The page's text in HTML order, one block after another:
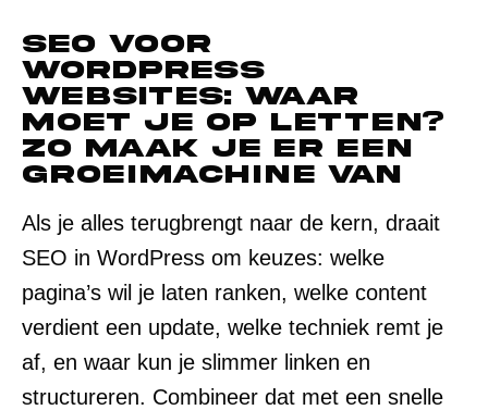
SEO voor
WordPress
websites: waar
moet je op letten?
Zo maak je er een
groeimachine van
Als je alles terugbrengt naar de kern, draait
SEO in WordPress om keuzes: welke
pagina’s wil je laten ranken, welke content
verdient een update, welke techniek remt je
af, en waar kun je slimmer linken en
structureren. Combineer dat met een snelle